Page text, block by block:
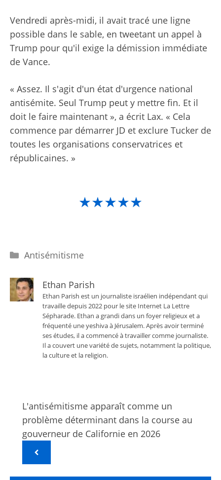
Vendredi après-midi, il avait tracé une ligne
possible dans le sable, en tweetant un appel à
Trump pour qu'il exige la démission immédiate
de Vance.
« Assez. Il s'agit d'un état d'urgence national
antisémite. Seul Trump peut y mettre fin. Et il
doit le faire maintenant », a écrit Lax. « Cela
commence par démarrer JD et exclure Tucker de
toutes les organisations conservatrices et
républicaines. »
★★★★★
Catégories
Antisémitisme
Ethan Parish
Ethan Parish est un journaliste israélien indépendant qui
travaille depuis 2022 pour le site Internet La Lettre
Sépharade. Ethan a grandi dans un foyer religieux et a
fréquenté une yeshiva à Jérusalem. Après avoir terminé
ses études, il a commencé à travailler comme journaliste.
Il a couvert une variété de sujets, notamment la politique,
la culture et la religion.
L'antisémitisme apparaît comme un
problème déterminant dans la course au
gouverneur de Californie en 2026